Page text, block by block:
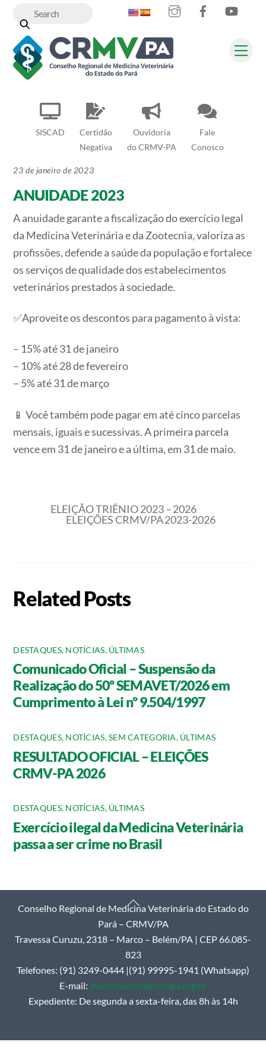
content
SISCAD
Certidão
Negativa
Ouvidoria
do CRMV-PA
Fale
Conosco
InstagramFacebook
23 de janeiro de 2023
ANUIDADE 2023
A anuidade garante a fiscalização do exercício legal
da Medicina Veterinária e da Zootecnia, valoriza as
profissões, defende a saúde da população e fortalece
os serviços de qualidade dos estabelecimentos
veterinários prestados à sociedade.
✅Aproveite os descontos para pagamento à vista:
– 15% até 31 de janeiro
– 10% até 28 de fevereiro
– 5% até 31 de março
📱 Você também pode pagar em até cinco parcelas
mensais, iguais e sucessivas. A primeira parcela
vence em 31 de janeiro e a última, em 31 de maio.
ELEIÇÃO TRIÊNIO 2023 – 2026
ELEIÇÕES CRMV/PA 2023-2026
Related Posts
DESTAQUES, NOTÍCIAS, ÚLTIMAS
Comunicado Oficial – Suspensão da
Realização do 50º SEMAVET/2026 em
Cumprimento à Lei nº 9.504/1997
DESTAQUES, NOTÍCIAS,SEM CATEGORIA, ÚLTIMAS
RESULTADO OFICIAL – ELEIÇÕES
CRMV-PA 2026
DESTAQUES, NOTÍCIAS, ÚLTIMAS
Exercício ilegal da Medicina Veterinária
passa a ser crime no Brasil
Back
To
Top
Conselho Regional de Medicina Veterinária do Estado do
Pará – CRMV/PA
Travessa Curuzu, 2318 – Marco – Belém/PA | CEP 66.085-
823
Telefones: (91) 3249-0444 |(91) 99995-1941 (Whatsapp)
E-mail: atendimento@crmvpa.org.br
Expediente: De segunda a sexta-feira, das 8h às 14h